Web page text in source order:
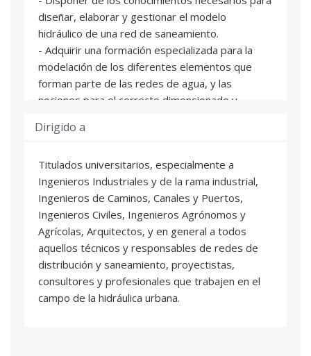
diseñar, elaborar y gestionar el modelo
hidráulico de una red de saneamiento.
- Adquirir una formación especializada para la
modelación de los diferentes elementos que
forman parte de las redes de agua, y las
nociones para el correcto dimensionado y
- Dominar las herramientas más utilizadas en el
concreto SWMM (redes de saneamiento).
Dirigido a
Titulados universitarios, especialmente a
Ingenieros Industriales y de la rama industrial,
Ingenieros de Caminos, Canales y Puertos,
Ingenieros Civiles, Ingenieros Agrónomos y
Agrícolas, Arquitectos, y en general a todos
aquellos técnicos y responsables de redes de
distribución y saneamiento, proyectistas,
consultores y profesionales que trabajen en el
campo de la hidráulica urbana.